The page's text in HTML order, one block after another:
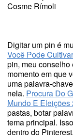
Cosme Rímoli
Digitar um pin é
Você Pode
pin, meu conselho
momento em que
uma palavra-
nela. Procura Do
Mundo E Eleições
pastas, botar
tema principal.
dentro do Pinterest.